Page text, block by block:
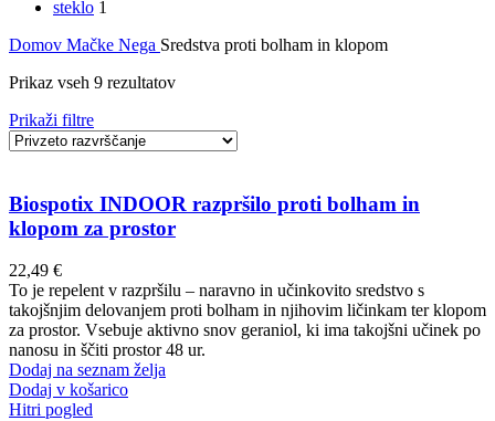
steklo 1
Domov Mačke Nega Sredstva proti bolham in klopom
Prikaz vseh 9 rezultatov
Prikaži filtre
Biospotix INDOOR razpršilo proti bolham in
klopom za prostor
22,49 €
To je repelent v razpršilu – naravno in učinkovito sredstvo s
takojšnjim delovanjem proti bolham in njihovim ličinkam ter klopom
za prostor. Vsebuje aktivno snov geraniol, ki ima takojšni učinek po
nanosu in ščiti prostor 48 ur.
Dodaj na seznam želja
Dodaj v košarico
Hitri pogled